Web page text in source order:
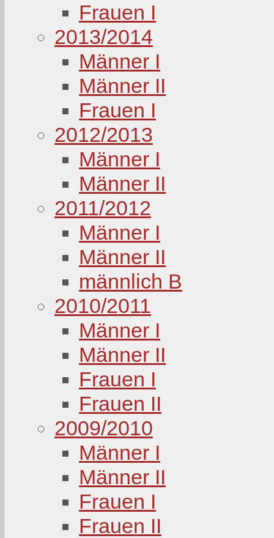
Frauen I
2013/2014
Männer I
Männer II
Frauen I
2012/2013
Männer I
Männer II
2011/2012
Männer I
Männer II
männlich B
2010/2011
Männer I
Männer II
Frauen I
Frauen II
2009/2010
Männer I
Männer II
Frauen I
Frauen II